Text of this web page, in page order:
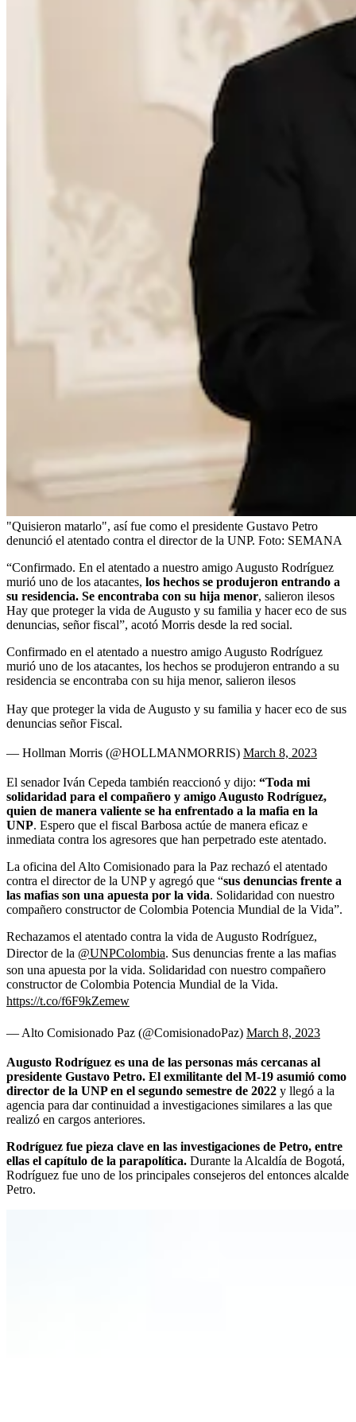
"Quisieron matarlo", así fue como el presidente Gustavo Petro
denunció el atentado contra el director de la UNP. Foto: SEMANA
“Confirmado. En el atentado a nuestro amigo Augusto Rodríguez
murió uno de los atacantes, los hechos se produjeron entrando a
su residencia. Se encontraba con su hija menor, salieron ilesos
Hay que proteger la vida de Augusto y su familia y hacer eco de sus
denuncias, señor fiscal”, acotó Morris desde la red social.
Confirmado en el atentado a nuestro amigo Augusto Rodríguez
murió uno de los atacantes, los hechos se produjeron entrando a su
residencia se encontraba con su hija menor, salieron ilesos
Hay que proteger la vida de Augusto y su familia y hacer eco de sus
denuncias señor Fiscal.
— Hollman Morris (@HOLLMANMORRIS) March 8, 2023
El senador Iván Cepeda también reaccionó y dijo: “Toda mi
solidaridad para el compañero y amigo Augusto Rodríguez,
quien de manera valiente se ha enfrentado a la mafia en la
UNP. Espero que el fiscal Barbosa actúe de manera eficaz e
inmediata contra los agresores que han perpetrado este atentado.
La oficina del Alto Comisionado para la Paz rechazó el atentado
contra el director de la UNP y agregó que “sus denuncias frente a
las mafias son una apuesta por la vida. Solidaridad con nuestro
compañero constructor de Colombia Potencia Mundial de la Vida”.
Rechazamos el atentado contra la vida de Augusto Rodríguez,
Director de la @UNPColombia. Sus denuncias frente a las mafias
son una apuesta por la vida. Solidaridad con nuestro compañero
constructor de Colombia Potencia Mundial de la Vida.
https://t.co/f6F9kZemew
— Alto Comisionado Paz (@ComisionadoPaz) March 8, 2023
Augusto Rodríguez es una de las personas más cercanas al
presidente Gustavo Petro. El exmilitante del M-19 asumió como
director de la UNP en el segundo semestre de 2022 y llegó a la
agencia para dar continuidad a investigaciones similares a las que
realizó en cargos anteriores.
Rodríguez fue pieza clave en las investigaciones de Petro, entre
ellas el capítulo de la parapolítica. Durante la Alcaldía de Bogotá,
Rodríguez fue uno de los principales consejeros del entonces alcalde
Petro.